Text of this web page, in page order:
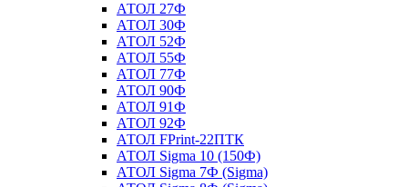
АТОЛ 27Ф
АТОЛ 30Ф
АТОЛ 52Ф
АТОЛ 55Ф
АТОЛ 77Ф
АТОЛ 90Ф
АТОЛ 91Ф
АТОЛ 92Ф
АТОЛ FPrint-22ПТК
АТОЛ Sigma 10 (150Ф)
АТОЛ Sigma 7Ф (Sigma)